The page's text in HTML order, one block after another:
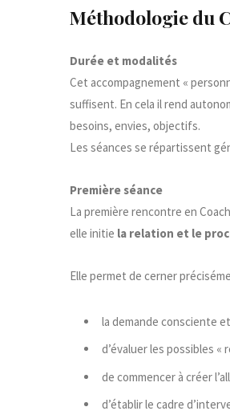
Méthodologie du
Durée et modalités
Cet accompagnement «
suffisent. En cela il rend
besoins, envies, objectifs.
Les séances se répartissent
Première séance
La première rencontre en
elle initie la relation et le
Elle permet de cerner
la demande consciente
d’évaluer les possibles «
de commencer à créer
d’établir le cadre